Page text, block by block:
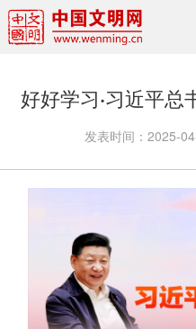
权威发布
资讯
文明培育
文明
文明之光
文明
好好学习·习近平总
发表时间： 2025-